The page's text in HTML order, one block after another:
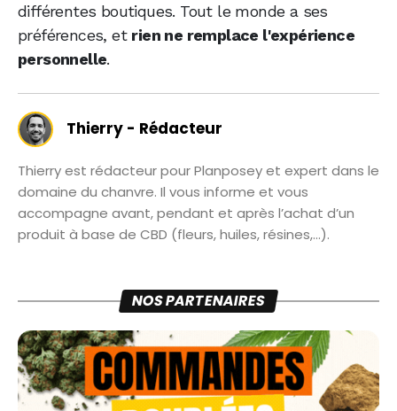
différentes boutiques. Tout le monde a ses
préférences, et rien ne remplace l'expérience
personnelle.
Thierry - Rédacteur
Thierry est rédacteur pour Planposey et expert dans le
domaine du chanvre. Il vous informe et vous
accompagne avant, pendant et après l’achat d’un
produit à base de CBD (fleurs, huiles, résines,...).
NOS PARTENAIRES